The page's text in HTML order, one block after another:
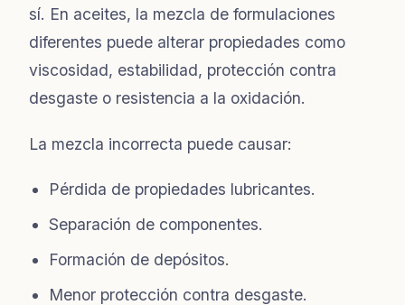
sí. En aceites, la mezcla de formulaciones
diferentes puede alterar propiedades como
viscosidad, estabilidad, protección contra
desgaste o resistencia a la oxidación.
La mezcla incorrecta puede causar:
Pérdida de propiedades lubricantes.
Separación de componentes.
Formación de depósitos.
Menor protección contra desgaste.